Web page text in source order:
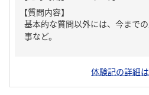
【質問内容】
基本的な質問以外には、今まで
事など。
体験記の詳細